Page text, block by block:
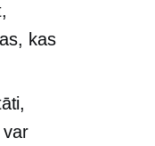
kas
var